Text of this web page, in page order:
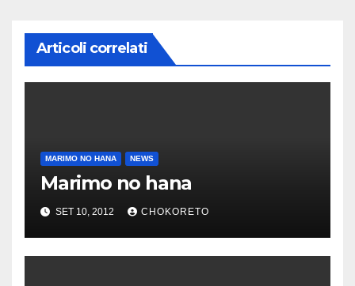
Articoli correlati
MARIMO NO HANA NEWS
Marimo no hana
SET 10, 2012 CHOKORETO